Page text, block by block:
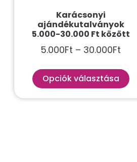
Karácsonyi
ajándékutalványok
5.000-30.000 Ft között
5.000Ft – 30.000Ft
Opciók választása